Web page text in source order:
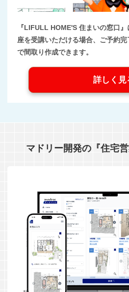
『LIFULL HOME'S 住まいの窓口
座を受講いただける場合、ご予約
で間取り作成できます。
詳しく見
マドリー開発の『住宅営